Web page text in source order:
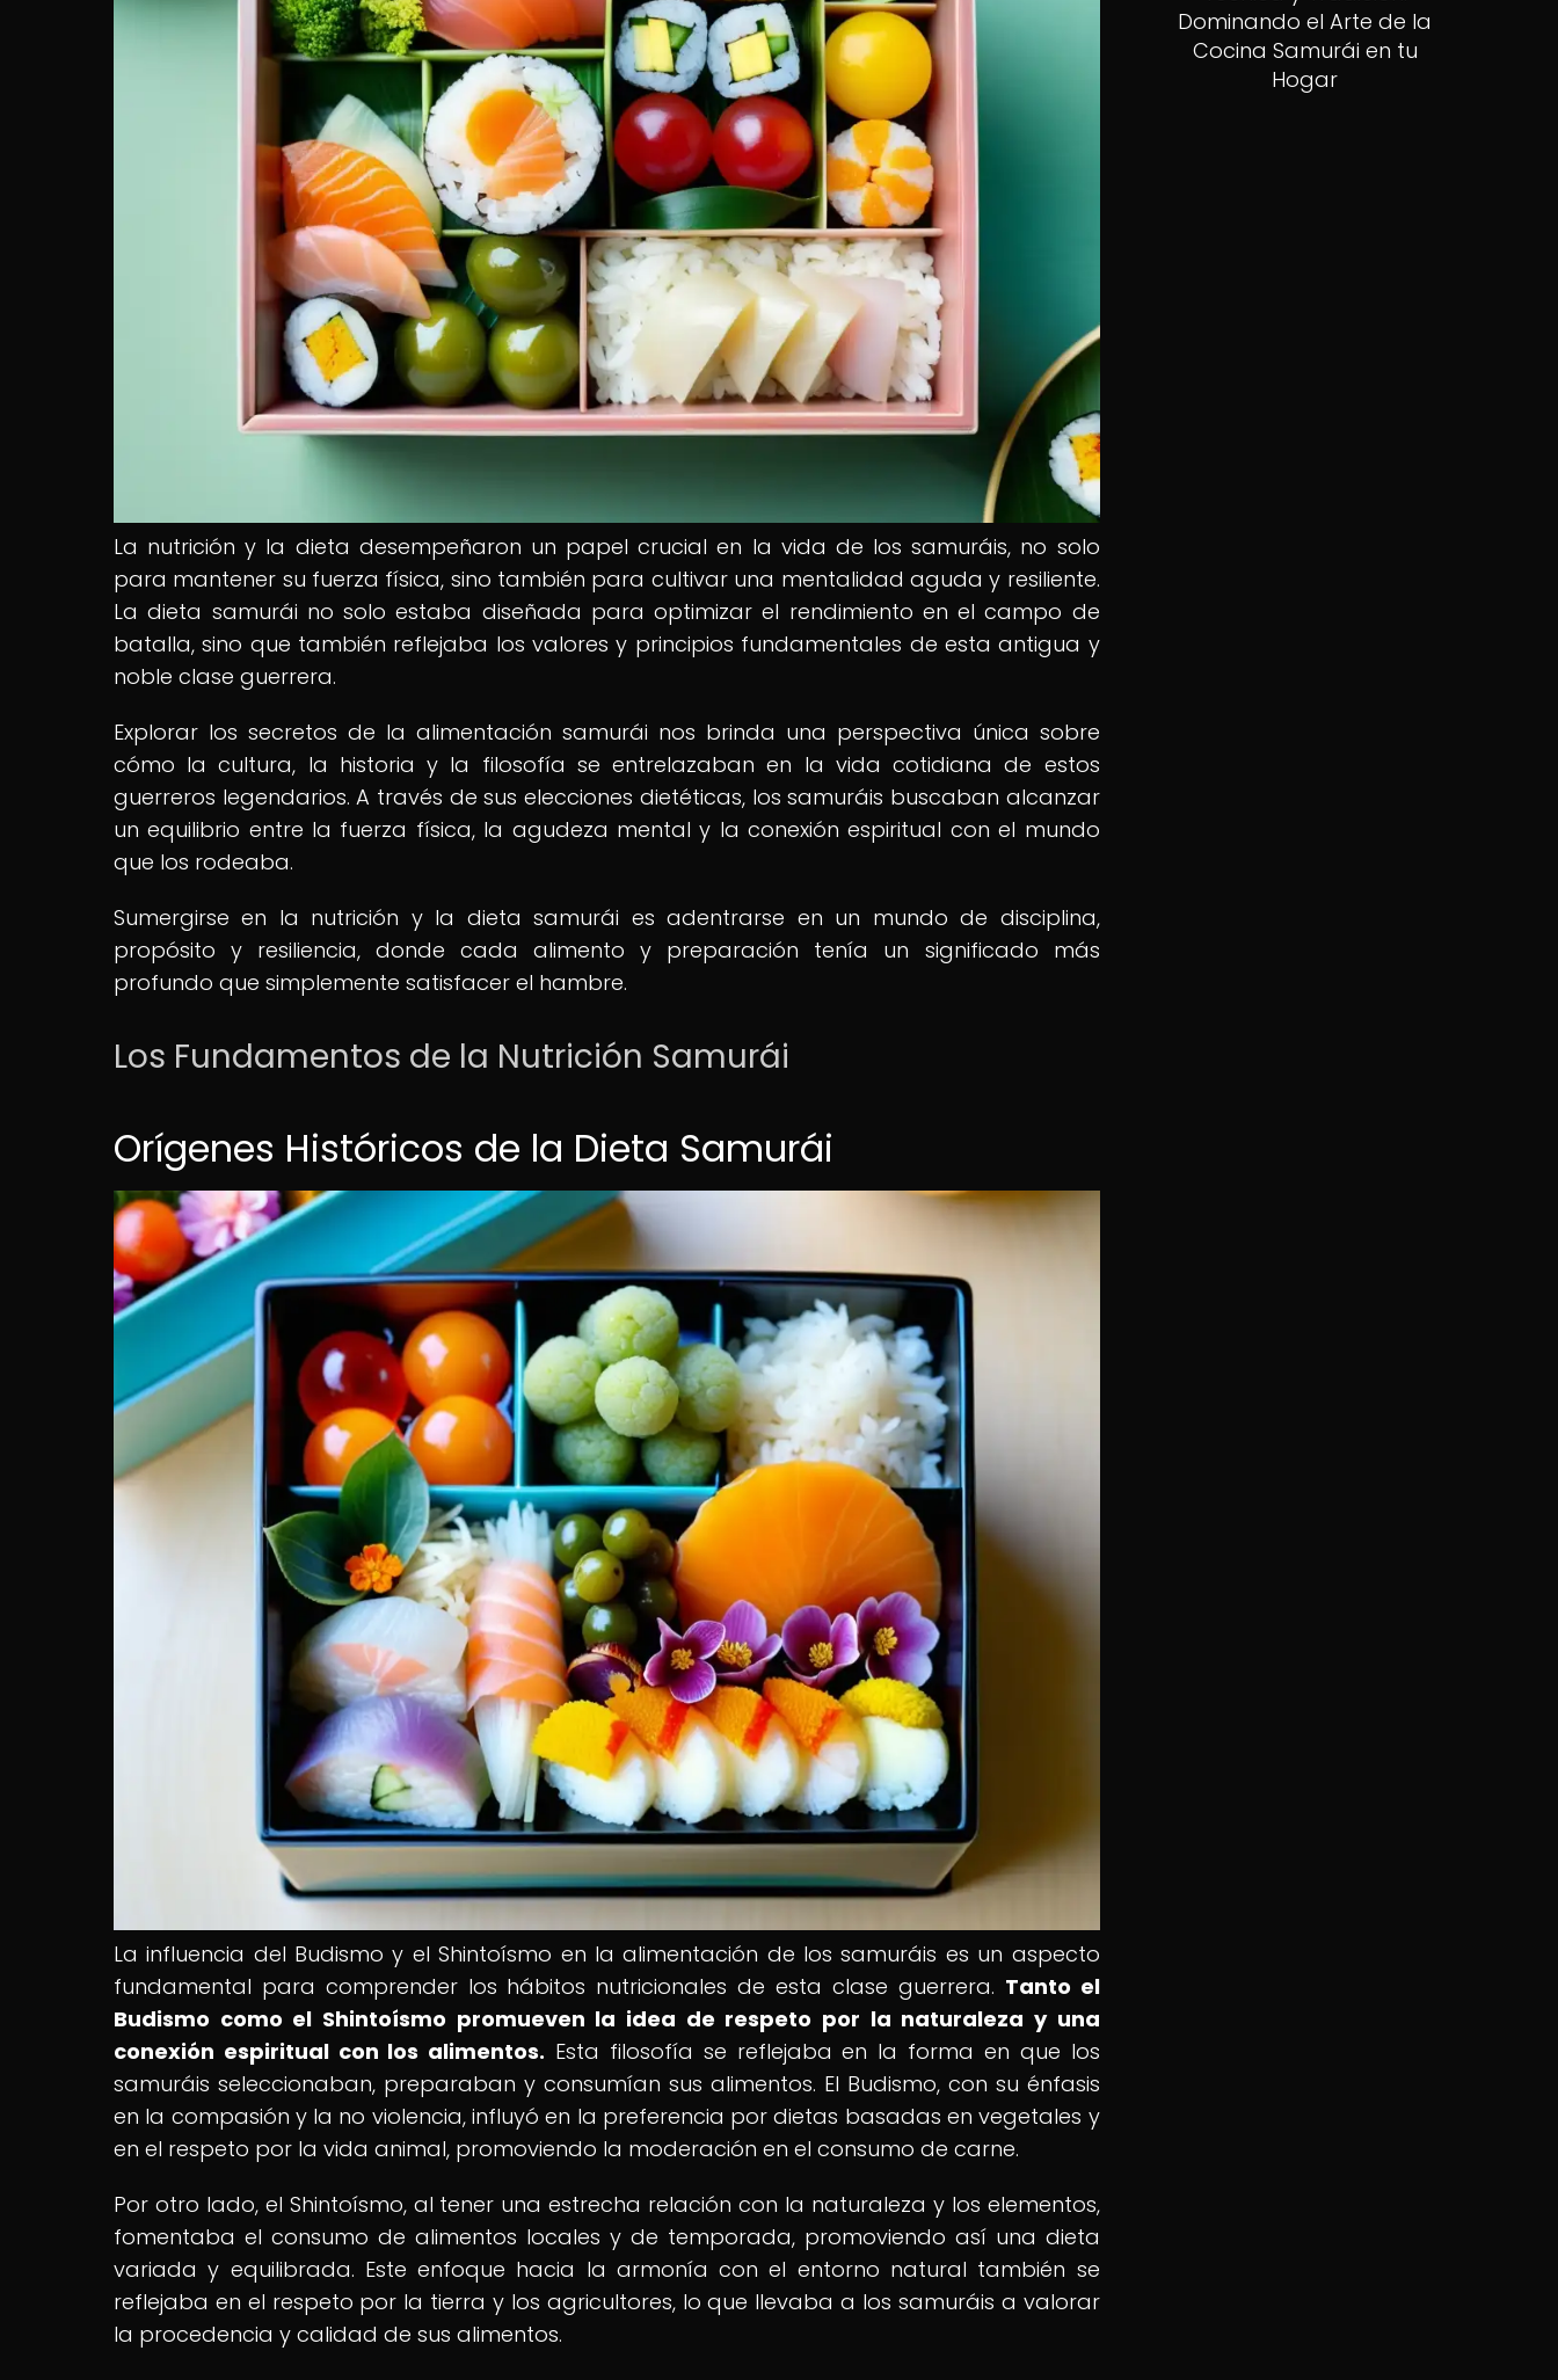
La nutrición y la dieta desempeñaron un papel crucial en la vida de los samuráis, no solo
para mantener su fuerza física, sino también para cultivar una mentalidad aguda y resiliente.
La dieta samurái no solo estaba diseñada para optimizar el rendimiento en el campo de
batalla, sino que también reflejaba los valores y principios fundamentales de esta antigua y
noble clase guerrera.
Explorar los secretos de la alimentación samurái nos brinda una perspectiva única sobre
cómo la cultura, la historia y la filosofía se entrelazaban en la vida cotidiana de estos
guerreros legendarios. A través de sus elecciones dietéticas, los samuráis buscaban alcanzar
un equilibrio entre la fuerza física, la agudeza mental y la conexión espiritual con el mundo
que los rodeaba.
Sumergirse en la nutrición y la dieta samurái es adentrarse en un mundo de disciplina,
propósito y resiliencia, donde cada alimento y preparación tenía un significado más
profundo que simplemente satisfacer el hambre.
Los Fundamentos de la Nutrición Samurái
Orígenes Históricos de la Dieta Samurái
La influencia del Budismo y el Shintoísmo en la alimentación de los samuráis es un aspecto
fundamental para comprender los hábitos nutricionales de esta clase guerrera. Tanto el
Budismo como el Shintoísmo promueven la idea de respeto por la naturaleza y una
conexión espiritual con los alimentos. Esta filosofía se reflejaba en la forma en que los
samuráis seleccionaban, preparaban y consumían sus alimentos. El Budismo, con su énfasis
en la compasión y la no violencia, influyó en la preferencia por dietas basadas en vegetales y
en el respeto por la vida animal, promoviendo la moderación en el consumo de carne.
Por otro lado, el Shintoísmo, al tener una estrecha relación con la naturaleza y los elementos,
fomentaba el consumo de alimentos locales y de temporada, promoviendo así una dieta
variada y equilibrada. Este enfoque hacia la armonía con el entorno natural también se
reflejaba en el respeto por la tierra y los agricultores, lo que llevaba a los samuráis a valorar
la procedencia y calidad de sus alimentos.
Dominando el Arte de la
Cocina Samurái en tu
Hogar